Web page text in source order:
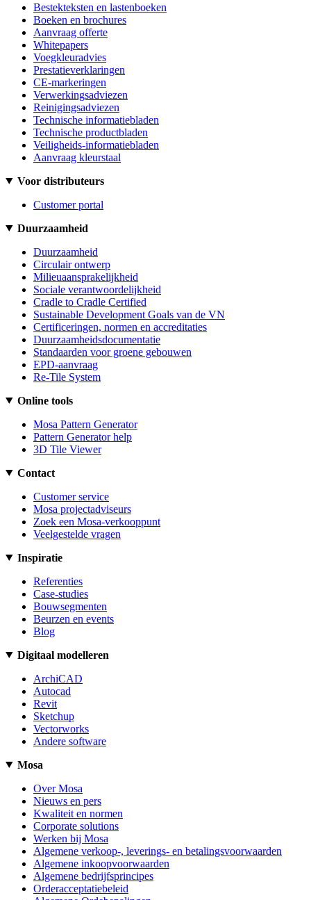
Bestekteksten en lastenboeken
Boeken en brochures
Aanvraag offerte
Whitepapers
Voegkleuradvies
Prestatieverklaringen
CE-markeringen
Verwerkingsadviezen
Reinigingsadviezen
Technische informatiebladen
Technische productbladen
Veiligheids-informatiebladen
Aanvraag kleurstaal
Voor distributeurs
Customer portal
Duurzaamheid
Duurzaamheid
Circulair ontwerp
Milieuaansprakelijkheid
Sociale verantwoordelijkheid
Cradle to Cradle Certified
Sustainable Development Goals van de VN
Certificeringen, normen en accreditaties
Duurzaamheidsdocumentatie
Standaarden voor groene gebouwen
EPD-aanvraag
Re-Tile System
Online tools
Mosa Pattern Generator
Pattern Generator help
3D Tile Viewer
Contact
Customer service
Mosa projectadviseurs
Zoek een Mosa-verkooppunt
Veelgestelde vragen
Inspiratie
Referenties
Case-studies
Bouwsegmenten
Beurzen en events
Blog
Digitaal modelleren
ArchiCAD
Autocad
Revit
Sketchup
Vectorworks
Andere software
Mosa
Over Mosa
Nieuws en pers
Kwaliteit en normen
Corporate solutions
Werken bij Mosa
Algemene verkoop-, leverings- en betalingsvoorwaarden
Algemene inkoopvoorwaarden
Algemene bedrijfsprincipes
Orderacceptatiebeleid